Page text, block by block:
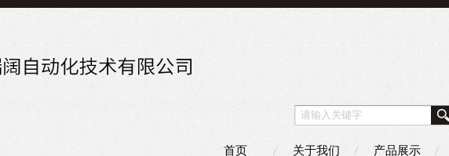
首页 关于我们 产品展示